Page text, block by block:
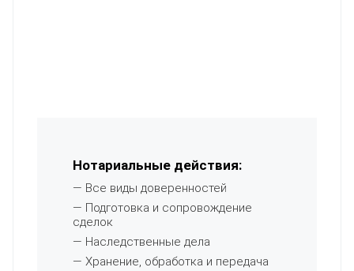
Нотариальные действия:
— Все виды доверенностей
— Подготовка и сопровождение
сделок
— Наследственные дела
— Хранение, обработка и передача